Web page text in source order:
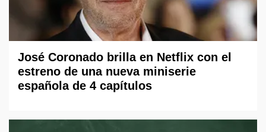
José Coronado brilla en Netflix con el
estreno de una nueva miniserie
española de 4 capítulos